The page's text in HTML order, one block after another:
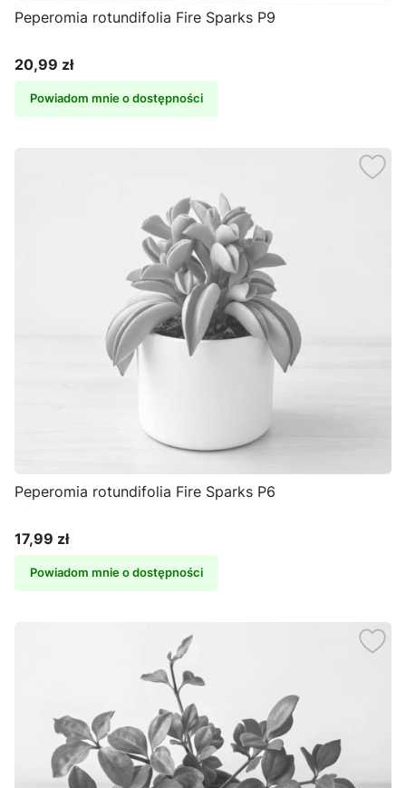
Peperomia rotundifolia Fire Sparks P9
Cena
20,99 zł
Powiadom mnie o dostępności
Peperomia rotundifolia Fire Sparks P6
Cena
17,99 zł
Powiadom mnie o dostępności